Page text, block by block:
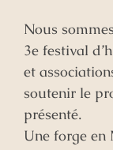
Nous
3e festival
et
soutenir le
présenté.
Une forge